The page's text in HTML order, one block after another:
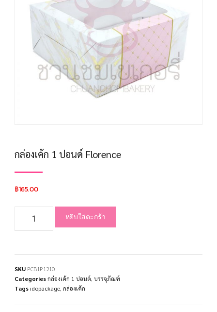
กล่องเค้ก 1 ปอนด์ Florence
฿165.00
หยิบใส่ตะกร้า
SKU PCB1P1210
Categoriesกล่องเค้ก 1 ปอนด์ บรรจุภัณฑ์
Tags idopackage กล่องเค้ก